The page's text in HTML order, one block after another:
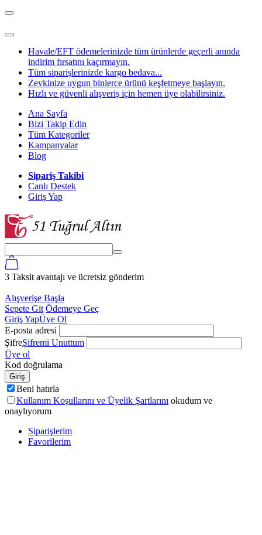
Havale/EFT ödemelerinizde tüm ürünlerde geçerli anında
indirim fırsatını kaçırmayın.
Tüm siparişlerinizde kargo bedava...
Zevkinize uygun binlerce ürünü keşfetmeye başlayın.
Hızlı ve güvenli alışveriş için hemen üye olabilirsiniz.
Ana Sayfa
Bizi Takip Edin
Tüm Kategoriler
Kampanyalar
Blog
Sipariş Takibi
Canlı Destek
Giriş Yap
3 Taksit avantajı ve ücretsiz gönderim
Alışverişe Başla
Sepete Git Ödemeye Geç
Giriş YapÜye Ol
E-posta adresi
ŞifreŞifremi Unuttum
Üye ol
Kod doğrulama
Giriş
Beni hatırla
Kullanım Koşullarını ve Üyelik Şartlarını okudum ve
onaylıyorum
Siparişlerim
Favorilerim